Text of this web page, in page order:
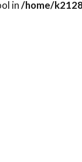
in/home/